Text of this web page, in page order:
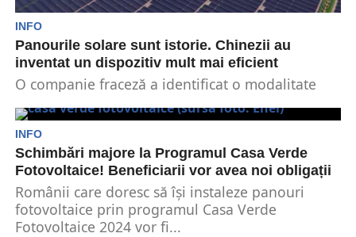
INFO
Panourile solare sunt istorie. Chinezii au
inventat un dispozitiv mult mai eficient
O companie fraceză a identificat o modalitate
monta...
INFO
Schimbări majore la Programul Casa Verde
Fotovoltaice! Beneficiarii vor avea noi obligații
Românii care doresc să își instaleze panouri
fotovoltaice prin programul Casa Verde
Fotovoltaice 2024 vor fi...